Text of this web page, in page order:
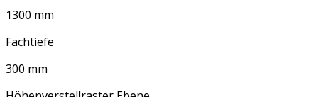
1300 mm
Fachtiefe
300 mm